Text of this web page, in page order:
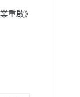
重啟》